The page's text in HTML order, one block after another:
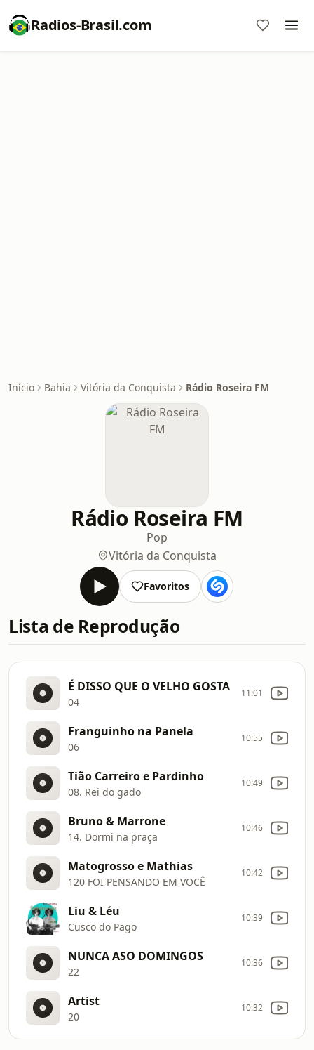
Radios-Brasil.com
Início Bahia Vitória da Conquista Rádio Roseira FM
Rádio Roseira FM
Pop
Vitória da Conquista
Favoritos
Lista de Reprodução
É DISSO QUE O VELHO GOSTA
04
11:01
Franguinho na Panela
06
10:55
Tião Carreiro e Pardinho
08. Rei do gado
10:49
Bruno & Marrone
14. Dormi na praça
10:46
Matogrosso e Mathias
120 FOI PENSANDO EM VOCÊ
10:42
Liu & Léu
Cusco do Pago
10:39
NUNCA ASO DOMINGOS
22
10:36
Artist
20
10:32